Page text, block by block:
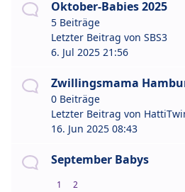
Oktober-Babies 2025
5 Beiträge
Letzter Beitrag von SBS3
6. Jul 2025 21:56
Zwillingsmama
0 Beiträge
Letzter Beitrag von
16. Jun 2025 08:43
September Babys
1 2